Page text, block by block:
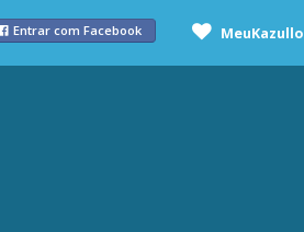
MeuKazullo
Entrar com Facebook